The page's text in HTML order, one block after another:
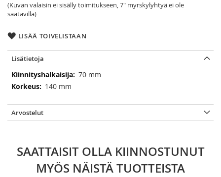
(Kuvan valaisin ei sisälly toimitukseen, 7" myrskylyhtyä ei ole
saatavilla)
LISÄÄ TOIVELISTAAN
Lisätietoja
Lisätietoja
70 mm
140 mm
Arvostelut
SAATTAISIT OLLA KIINNOSTUNUT
MYÖS NÄISTÄ TUOTTEISTA